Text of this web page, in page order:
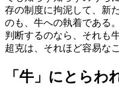
存の制度に拘泥して、新
のも、牛への執着である
判断するのなら、それも
超克は、それほど容易な
「牛」にとらわ